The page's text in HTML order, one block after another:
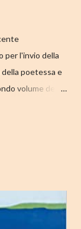
per l'invio della
poetessa e
volume della
suo termine.
"Infanzia", il
classico